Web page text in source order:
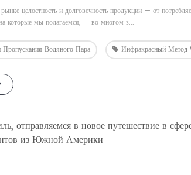
целостность и долговечность продукции — от
которые мы полагаемся, — во многом з...
Пропускания Водяного Пара Инфракрасный
отправляемся в новое путешествие в
из Южной Америки